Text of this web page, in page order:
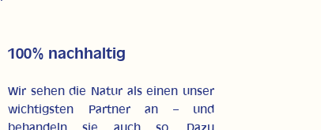
100% nachhaltig
Wir sehen die Natur als einen unser
wichtigsten Partner an – und